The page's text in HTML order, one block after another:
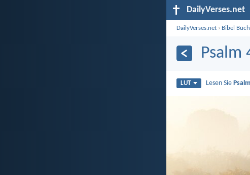
DailyVerses.net
DailyVerses.net › Bibel
Psalm
LUT Lesen Sie